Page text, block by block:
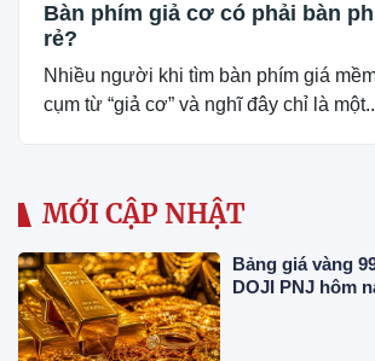
Bàn phím giả cơ có phải bàn
rẻ?
Nhiều người khi tìm bàn phím giá
cụm từ “giả cơ” và nghĩ đây chỉ là
MỚI CẬP NHẬT
Bảng giá vàng
DOJI PNJ hôm